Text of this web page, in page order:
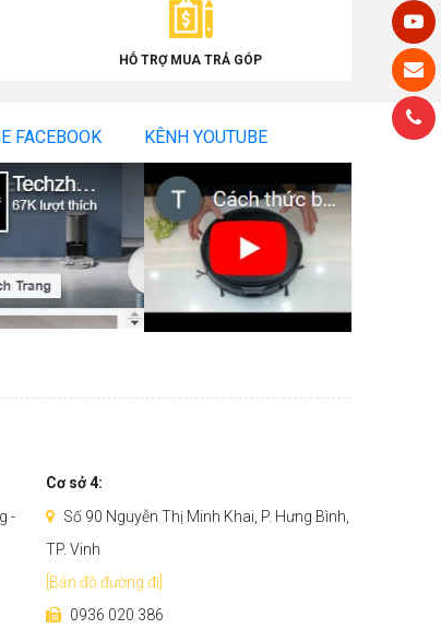
HỖ TRỢ MUA TRẢ GÓP
FACEBOOK KÊNH YOUTUBE
-
Cơ sở 4:
Số 90 Nguyễn Thị Minh Khai, P. Hưng Bình,
TP. Vinh
[Bản đồ đường đi]
0936 020 386